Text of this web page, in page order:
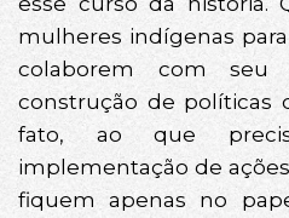
mulheres indígenas
colaborem com seu
construção de políticas
fato, ao que
implementação de
fiquem apenas no